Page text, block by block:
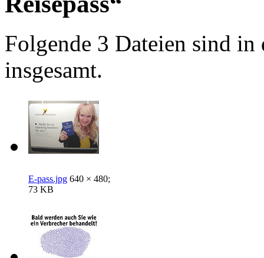
Folgende 3 Dateien sind
insgesamt.
E-pass.jpg 640 × 480;
73 KB